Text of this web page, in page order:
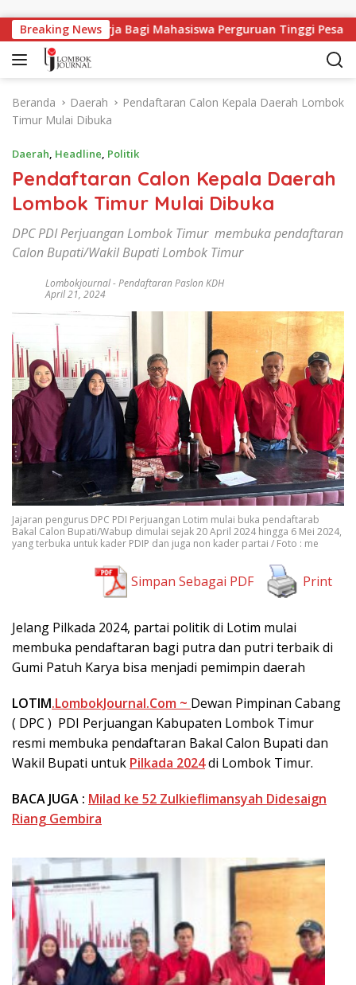
Breaking News
Kerja Bagi Mahasiswa Perguruan Tinggi Pesantren
Beranda Daerah
Pendaftaran Calon Kepala Daerah Lombok
Timur Mulai Dibuka
Daerah, Headline, Politik
Pendaftaran Calon Kepala Daerah
Lombok Timur Mulai Dibuka
DPC PDI Perjuangan Lombok Timur membuka pendaftaran
Calon Bupati/Wakil Bupati Lombok Timur
Lombokjournal-Pendaftaran Paslon KDH
April 21, 2024
Jajaran pengurus DPC PDI Perjuangan Lotim mulai buka pendaftarab
Bakal Calon Bupati/Wabup dimulai sejak 20 April 2024 hingga 6 Mei 2024,
yang terbuka untuk kader PDIP dan juga non kader partai / Foto : me
Simpan Sebagai PDF Print
Jelang Pilkada 2024, partai politik di Lotim mulai
membuka pendaftaran bagi putra dan putri terbaik di
Gumi Patuh Karya bisa menjadi pemimpin daerah
LOTIM.LombokJournal.Com ~ Dewan Pimpinan Cabang
( DPC ) PDI Perjuangan Kabupaten Lombok Timur
resmi membuka pendaftaran Bakal Calon Bupati dan
Wakil Bupati untuk Pilkada 2024di Lombok Timur.
BACA JUGA : Milad ke 52 Zulkieflimansyah Didesaign
Riang Gembira